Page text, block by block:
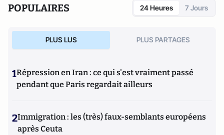
POPULAIRES 24 Heures 7 Jours
PLUS LUS PLUS PARTAGES
1Répression en Iran : ce qui s'est vraiment passé
pendant que Paris regardait ailleurs
2Immigration : les (très) faux-semblants européens
après Ceuta